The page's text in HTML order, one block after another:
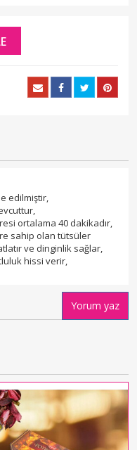
edilmiştir,
ortalama 40 dakikadır,
sahip olan tütsüler
ve dinginlik sağlar,
hissi verir,
Yorum yaz